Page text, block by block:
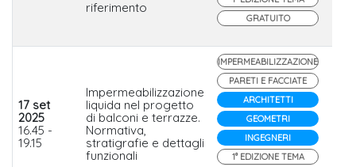
riferimento
GRATUITO
17 set
2025
16.45 -
19.15
Impermeabilizzazione
liquida nel progetto
di balconi e terrazze.
Normativa,
stratigrafie e dettagli
funzionali
IMPERMEABILIZZAZIONE
PARETI E FACCIATE
ARCHITETTI
GEOMETRI
INGEGNERI
1° EDIZIONE TEMA